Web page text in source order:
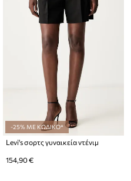
-25% ΜΕ ΚΩΔΙΚΟ*
Levi's σορτς γυναικεία ντένιμ
154,90 €